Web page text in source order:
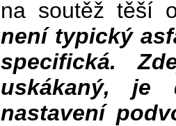
na soutěž těší
není typický
specifická.
uskákaný, je
nastavení